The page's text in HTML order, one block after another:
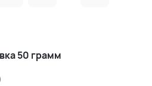
50 грамм